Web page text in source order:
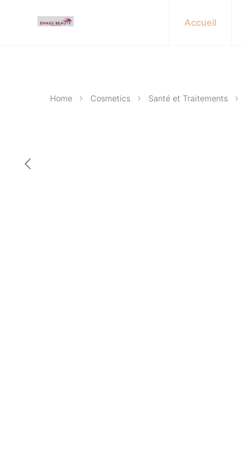
Accueil
Home Cosmetics Santé et Traitements